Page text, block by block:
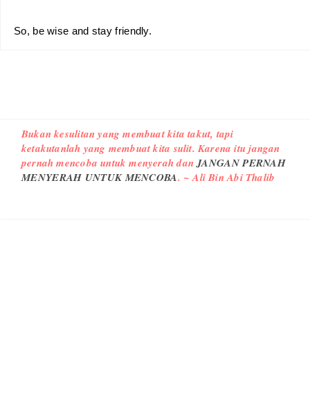
So, be wise and stay friendly.
Bukan kesulitan yang membuat kita takut, tapi
ketakutanlah yang membuat kita sulit. Karena itu jangan
pernah mencoba untuk menyerah danJANGAN PERNAH
MENYERAH UNTUK MENCOBA. ~ Ali Bin Abi Thalib